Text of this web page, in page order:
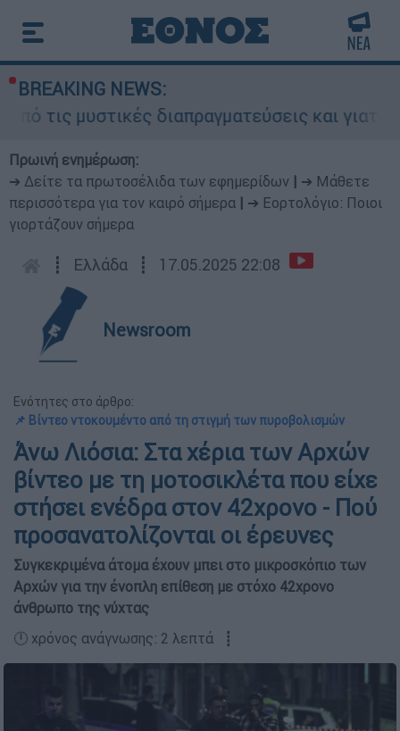
BREAKING NEWS:
μυστικές διαπραγματεύσεις και γιατί
Πρωινή ενημέρωση:
➔ Δείτε τα πρωτοσέλιδα των εφημερίδων
➔ Μάθετε
περισσότερα για τον καιρό σήμερα
➔ Εορτολόγιο: Ποιοι
γιορτάζουν σήμερα
┋ Ελλάδα ┋ 17.05.2025 22:08
Newsroom
Ενότητες στο άρθρο:
📌 Βίντεο ντοκουμέντο από τη στιγμή των πυροβολισμών
Άνω Λιόσια: Στα χέρια των Αρχών
βίντεο με τη μοτοσικλέτα που είχε
στήσει ενέδρα στον 42χρονο - Πού
προσανατολίζονται οι έρευνες
Συγκεκριμένα άτομα έχουν μπει στο μικροσκόπιο των
Αρχών για την ένοπλη επίθεση με στόχο 42χρονο
άνθρωπο της νύχτας
🕛 χρόνος ανάγνωσης: 2 λεπτά ┋